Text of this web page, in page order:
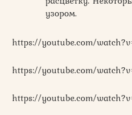
узором.
https://youtube.com/
https://youtube.com/
https://youtube.com/